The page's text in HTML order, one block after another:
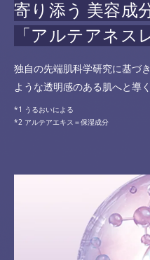
寄り添う 美容成
「アルテアネス
独自の先端肌科学研究に基づ
ような透明感のある肌へと導
うるおいによる
アルテアエキス＝保湿成分